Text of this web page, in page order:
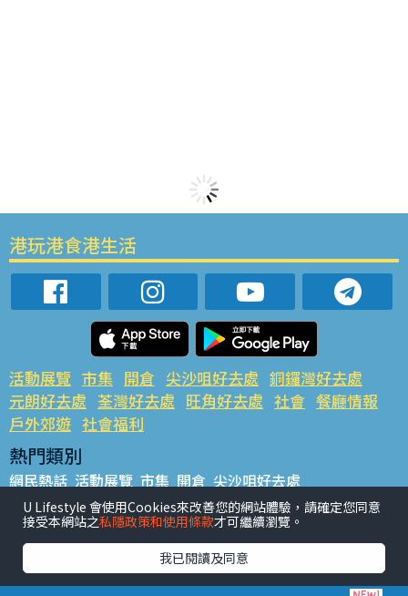
港玩港食港生活
活動展覽 市集 開倉 尖沙咀好去處 銅鑼灣好去處
元朗好去處 荃灣好去處 旺角好去處 社會 餐廳情報
戶外郊遊 社會福利
熱門類別
網民熱話 活動展覽 市集 開倉 尖沙咀好去處
銅鑼灣好去處 元朗好去處 荃灣好去處 旺角好去處 社會
餐廳情報 戶外郊遊
熱門標籤
#UGO搵好去處 #人氣活動推介 #美食社群熱話
U Lifestyle 會使用Cookies來改善您的網站體驗，請確定您同意
接受本網站之私隱政策和使用條款才可繼續瀏覽。
我已閱讀及同意